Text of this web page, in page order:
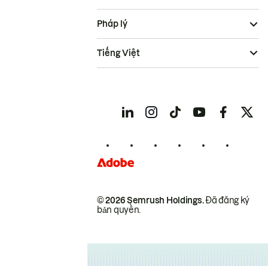
© 2026 Semrush Holdings.Đã đăng ký
bản quyền.
Pháp lý
Tiếng Việt